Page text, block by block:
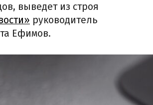
выведет из строя
руководитель
Ефимов.